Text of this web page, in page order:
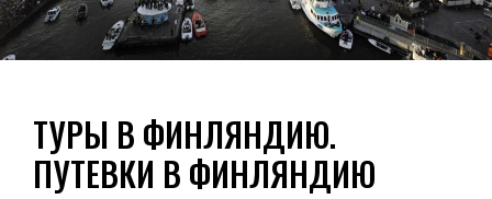
ТУРЫ В ФИНЛЯНДИЮ.
ПУТЕВКИ В ФИНЛЯНДИЮ